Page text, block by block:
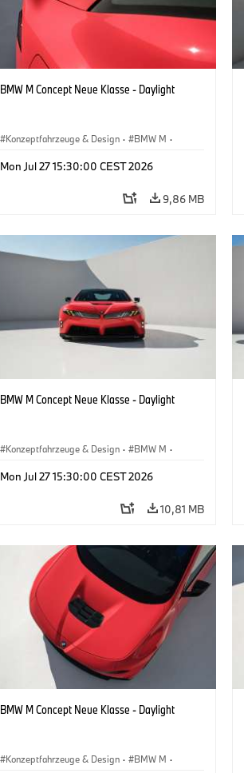
BMW M Concept Neue Klasse - Daylight
Konzeptfahrzeuge & Design · BMW M ·
Mon Jul 27 15:30:00 CEST 2026
9,86 MB
BMW M Concept Neue Klasse - Daylight
Konzeptfahrzeuge & Design · BMW M ·
Mon Jul 27 15:30:00 CEST 2026
10,81 MB
BMW M Concept Neue Klasse - Daylight
Konzeptfahrzeuge & Design · BMW M ·